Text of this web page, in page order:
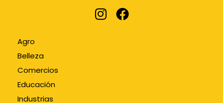
Agro
Belleza
Comercios
Educación
Industrias